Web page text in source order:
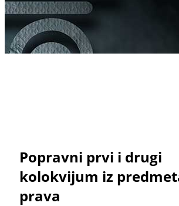
Popravni prvi i drugi
kolokvijum iz
prava